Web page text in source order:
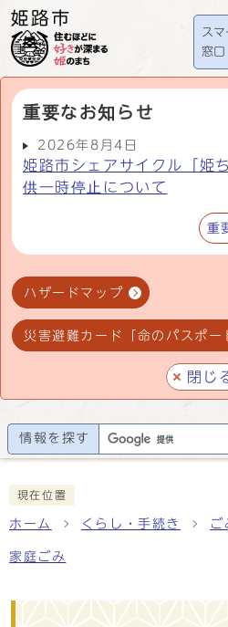
スマ
窓口
重要なお知らせ
2026年8月4日
姫路市シェアサイクル「姫
供一時停止について
重
ハザードマップ
災害避難カード「命のパスポー
閉じ
情報を探す
現在位置
ホーム くらし・手続き ご
家庭ごみ